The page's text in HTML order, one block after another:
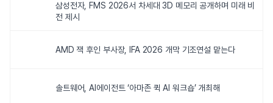
삼성전자, FMS 2026서 차세대 3D 메모리 공개하며 미래 비
전 제시
AMD 잭 후인 부사장, IFA 2026 개막 기조연설 맡는다
솔트웨어, AI에이전트 ‘아마존 퀵 AI 워크숍’ 개최해